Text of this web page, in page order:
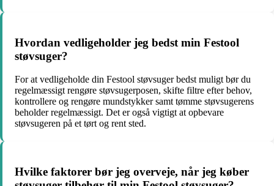
Hvordan vedligeholder jeg bedst min Festool
støvsuger?
For at vedligeholde din Festool støvsuger bedst muligt bør du
regelmæssigt rengøre støvsugerposen, skifte filtre efter behov,
kontrollere og rengøre mundstykker samt tømme støvsugerens
beholder regelmæssigt. Det er også vigtigt at opbevare
støvsugeren på et tørt og rent sted.
Hvilke faktorer bør jeg overveje, når jeg køber